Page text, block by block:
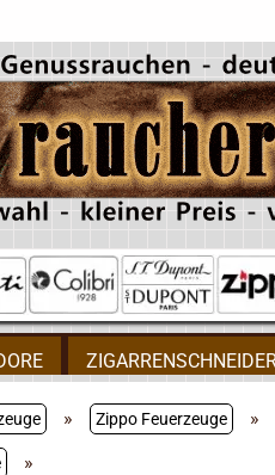
» Zippo Feuerzeuge »
»